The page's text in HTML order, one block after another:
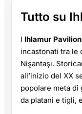
Tutto su
I Ihlamur
incastonati tra le
Nişantaşı.
all’inizio del XX
popolare meta di
da platani e tigli,